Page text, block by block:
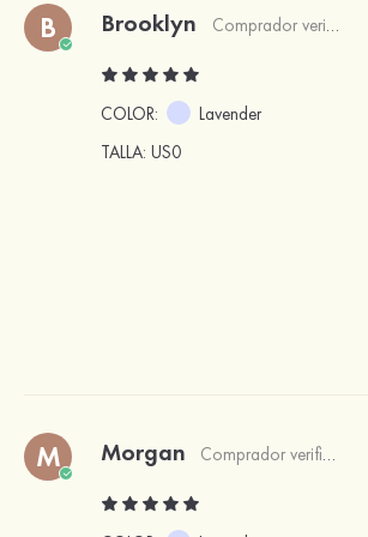
B Brooklyn Comprador verificado
COLOR:
Lavender
TALLA: US0
M Morgan Comprador verificado